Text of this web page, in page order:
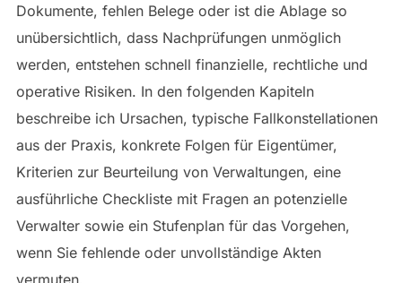
Dokumente, fehlen Belege oder ist die Ablage so
unübersichtlich, dass Nachprüfungen unmöglich
werden, entstehen schnell finanzielle, rechtliche und
operative Risiken. In den folgenden Kapiteln
beschreibe ich Ursachen, typische Fallkonstellationen
aus der Praxis, konkrete Folgen für Eigentümer,
Kriterien zur Beurteilung von Verwaltungen, eine
ausführliche Checkliste mit Fragen an potenzielle
Verwalter sowie ein Stufenplan für das Vorgehen,
wenn Sie fehlende oder unvollständige Akten
vermuten.